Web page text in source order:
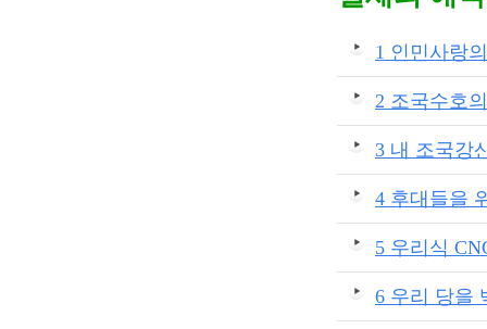
1 인민사랑
2 조국수호
3 내 조국강
4 후대들을
5 우리식
6 우리 당을